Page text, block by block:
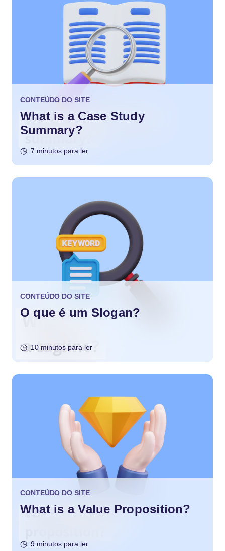
CONTEÚDO DO SITE
What is a Case Study
Summary?
7 minutos para ler
CONTEÚDO DO SITE
O que é um Slogan?
10 minutos para ler
CONTEÚDO DO SITE
What is a Value Proposition?
9 minutos para ler